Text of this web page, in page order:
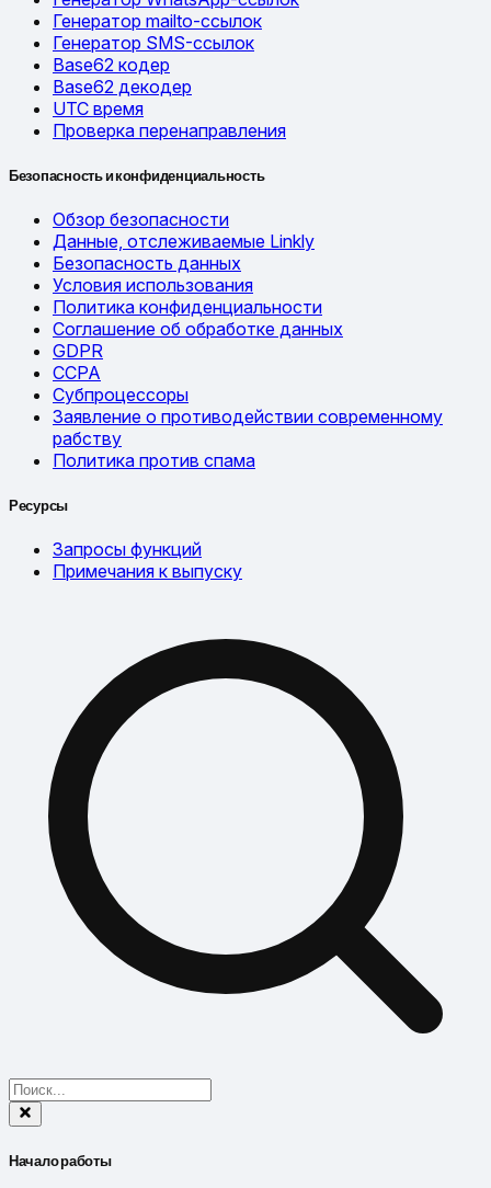
Генератор mailto-ссылок
Генератор SMS-ссылок
Base62 кодер
Base62 декодер
UTC время
Проверка перенаправления
Безопасность и конфиденциальность
Обзор безопасности
Данные, отслеживаемые Linkly
Безопасность данных
Условия использования
Политика конфиденциальности
Соглашение об обработке данных
GDPR
CCPA
Субпроцессоры
Заявление о противодействии современному
рабству
Политика против спама
Ресурсы
Запросы функций
Примечания к выпуску
Начало работы